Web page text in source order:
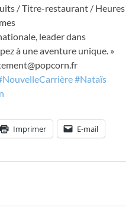
/ Titre-restaurant / Heures
leader dans
à une aventure unique. »
#Nataïs
Imprimer E-mail